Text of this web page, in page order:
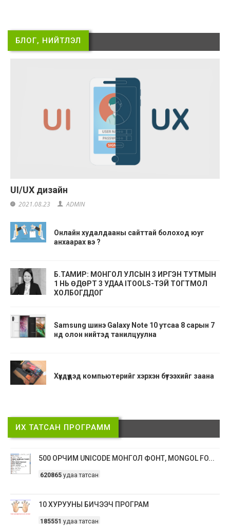
БЛОГ, НИЙТЛЭЛ
UI/UX дизайн
2021.08.23 ADMIN
Онлайн худалдааны сайттай болоход юуг
анхаарах вэ ?
Б.ТАМИР: МОНГОЛ УЛСЫН 3 ИРГЭН ТУТМЫН
1 НЬ ӨДӨРТ 3 УДАА ITOOLS-ТЭЙ ТОГТМОЛ
ХОЛБОГДДОГ
Samsung шинэ Galaxy Note 10 утсаа 8 сарын 7
нд олон нийтэд танилцуулна
Хүүхдүүдэд компьютерийг хэрхэн бүтээхийг заана
ИХ ТАТСАН ПРОГРАММ
500 ОРЧИМ UNICODE МОНГОЛ ФОНТ, MONGOL FO...
620865 удаа татсан
10 ХУРУУНЫ БИЧЭЭЧ ПРОГРАМ
185551 удаа татсан